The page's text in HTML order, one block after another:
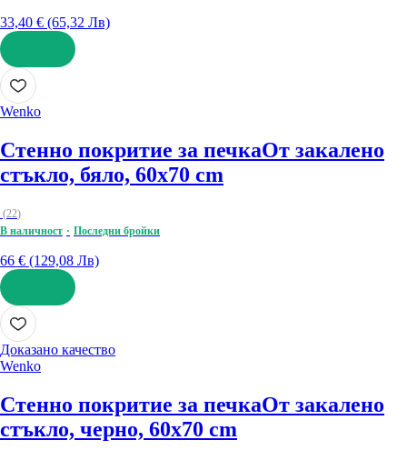
33,40 € (65,32 Лв)
ДОБАВИ
Wenko
Стенно покритие за печкаОт закалено
стъкло, бяло, 60x70 cm
(22)
В наличност
Последни бройки
66 € (129,08 Лв)
ДОБАВИ
Доказано качество
Wenko
Стенно покритие за печкаОт закалено
стъкло, черно, 60x70 cm